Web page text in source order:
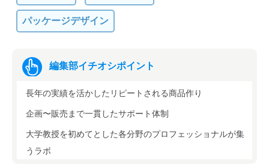
パッケージデザイン
編集部イチオシポイント
長年の実績を活かしたリピートされる商品作り
企画〜販売まで一貫したサポート体制
大学教授を初めてとした各分野のプロフェッショナルが集
うラボ